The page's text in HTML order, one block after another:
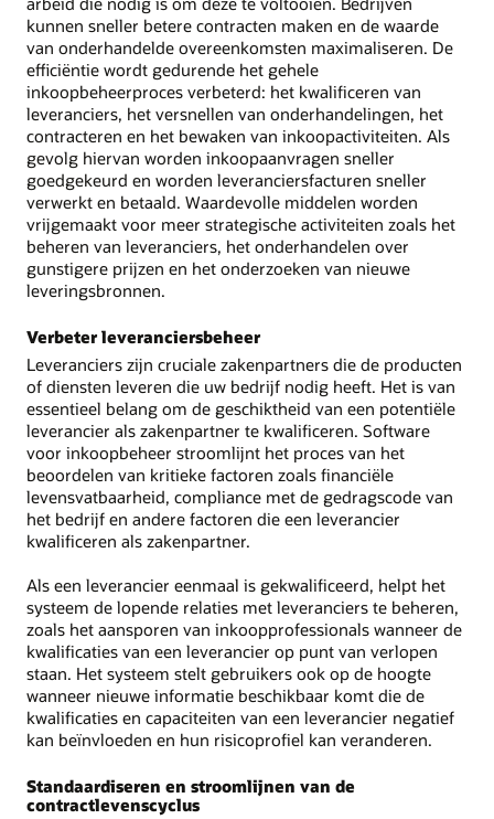
kunnen sneller betere contracten maken en de waarde
van onderhandelde overeenkomsten maximaliseren. De
efficiëntie wordt gedurende het gehele
inkoopbeheerproces verbeterd: het kwalificeren van
leveranciers, het versnellen van onderhandelingen, het
contracteren en het bewaken van inkoopactiviteiten. Als
gevolg hiervan worden inkoopaanvragen sneller
goedgekeurd en worden leveranciersfacturen sneller
verwerkt en betaald. Waardevolle middelen worden
vrijgemaakt voor meer strategische activiteiten zoals het
beheren van leveranciers, het onderhandelen over
gunstigere prijzen en het onderzoeken van nieuwe
leveringsbronnen.
Verbeter leveranciersbeheer
Leveranciers zijn cruciale zakenpartners die de producten
of diensten leveren die uw bedrijf nodig heeft. Het is van
essentieel belang om de geschiktheid van een potentiële
leverancier als zakenpartner te kwalificeren. Software
voor inkoopbeheer stroomlijnt het proces van het
beoordelen van kritieke factoren zoals financiële
levensvatbaarheid, compliance met de gedragscode van
het bedrijf en andere factoren die een leverancier
kwalificeren als zakenpartner.
Als een leverancier eenmaal is gekwalificeerd, helpt het
systeem de lopende relaties met leveranciers te beheren,
zoals het aansporen van inkoopprofessionals wanneer de
kwalificaties van een leverancier op punt van verlopen
staan. Het systeem stelt gebruikers ook op de hoogte
wanneer nieuwe informatie beschikbaar komt die de
kwalificaties en capaciteiten van een leverancier negatief
kan beïnvloeden en hun risicoprofiel kan veranderen.
Standaardiseren en stroomlijnen van de
contractlevenscyclus